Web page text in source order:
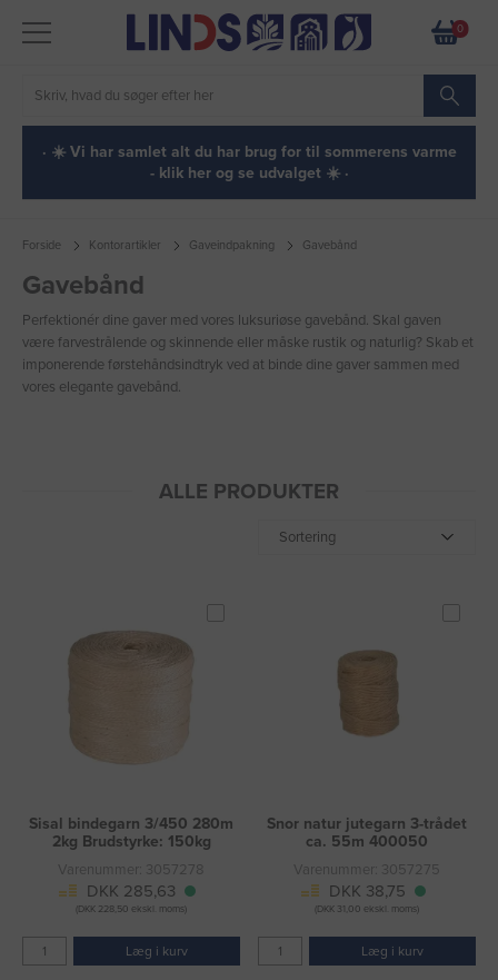
0
· ☀️ Vi har samlet alt du har brug for til sommerens varme
- klik her og se udvalget ☀️ ·
Forside Kontorartikler Gaveindpakning Gavebånd
Gavebånd
Perfektionér dine gaver med vores luksuriøse gavebånd. Skal gaven
være farvestrålende og skinnende eller måske rustik og naturlig? Skab et
imponerende førstehåndsindtryk ved at binde dine gaver sammen med
vores elegante gavebånd.
ALLE PRODUKTER
Sortering
Sisal bindegarn 3/450 280m
2kg Brudstyrke: 150kg
Varenummer: 3057278
DKK 285,63
(DKK 228,50 ekskl. moms)
Læg i kurv
Snor natur jutegarn 3-trådet
ca. 55m 400050
Varenummer: 3057275
DKK 38,75
(DKK 31,00 ekskl. moms)
Læg i kurv